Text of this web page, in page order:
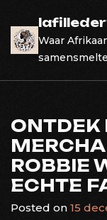
contentWaar
ONTDEK
ROBBIE
ECHTE
Posted on 15